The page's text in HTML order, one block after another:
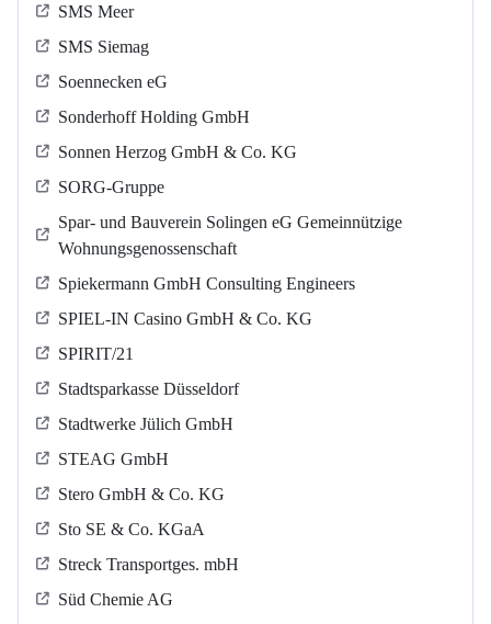
SMS Meer
SMS Siemag
Soennecken eG
Sonderhoff Holding GmbH
Sonnen Herzog GmbH & Co. KG
SORG-Gruppe
Spar- und Bauverein Solingen eG Gemeinnützige
Wohnungsgenossenschaft
Spiekermann GmbH Consulting Engineers
SPIEL-IN Casino GmbH & Co. KG
SPIRIT/21
Stadtsparkasse Düsseldorf
Stadtwerke Jülich GmbH
STEAG GmbH
Stero GmbH & Co. KG
Sto SE & Co. KGaA
Streck Transportges. mbH
Süd Chemie AG